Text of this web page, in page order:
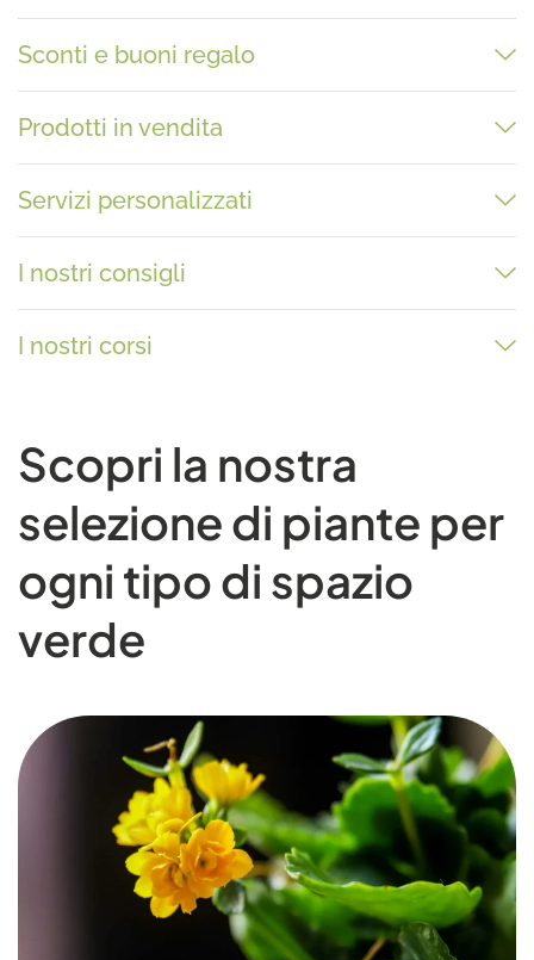
Sconti e buoni regalo
Prodotti in vendita
Servizi personalizzati
I nostri consigli
I nostri corsi
Scopri la nostra
selezione di piante per
ogni tipo di spazio
verde